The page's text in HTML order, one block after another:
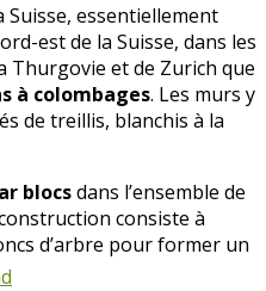
Suisse, essentiellement
est de la Suisse, dans les
Thurgovie et de Zurich que
à colombages. Les murs y
de treillis, blanchis à la
blocsdans l’ensemble de
consiste à
d’arbre pour former un